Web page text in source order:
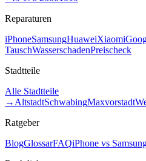
Reparaturen
iPhoneSamsungHuaweiXiaomi
TauschWasserschadenPreischeck
Stadtteile
Alle Stadtteile
→ AltstadtSchwabingMaxvorstadt
Ratgeber
BlogGlossarFAQiPhone vs